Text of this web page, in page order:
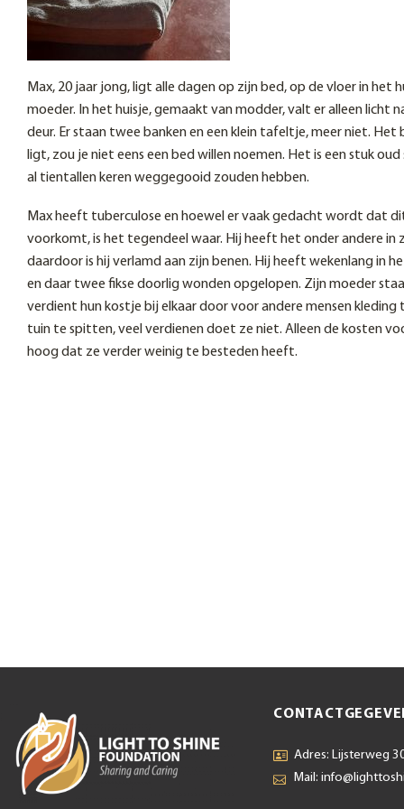
Max, 20 jaar jong, ligt alle dagen op zijn bed, op de vloer in het
moeder. In het huisje, gemaakt van modder, valt er alleen licht
deur. Er staan twee banken en een klein tafeltje, meer niet. Het
ligt, zou je niet eens een bed willen noemen. Het is een stuk
al tientallen keren weggegooid zouden hebben.
Max heeft tuberculose en hoewel er vaak gedacht wordt dat
voorkomt, is het tegendeel waar. Hij heeft het onder andere in
daardoor is hij verlamd aan zijn benen. Hij heeft wekenlang in
en daar twee fikse doorlig wonden opgelopen. Zijn moeder
verdient hun kostje bij elkaar door voor andere mensen kleding
tuin te spitten, veel verdienen doet ze niet. Alleen de kosten
hoog dat ze verder weinig te besteden heeft.
Adres: Lijsterweg
Mail: